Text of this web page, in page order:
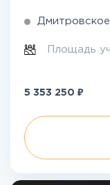
Площадь
5 353 250 ₽